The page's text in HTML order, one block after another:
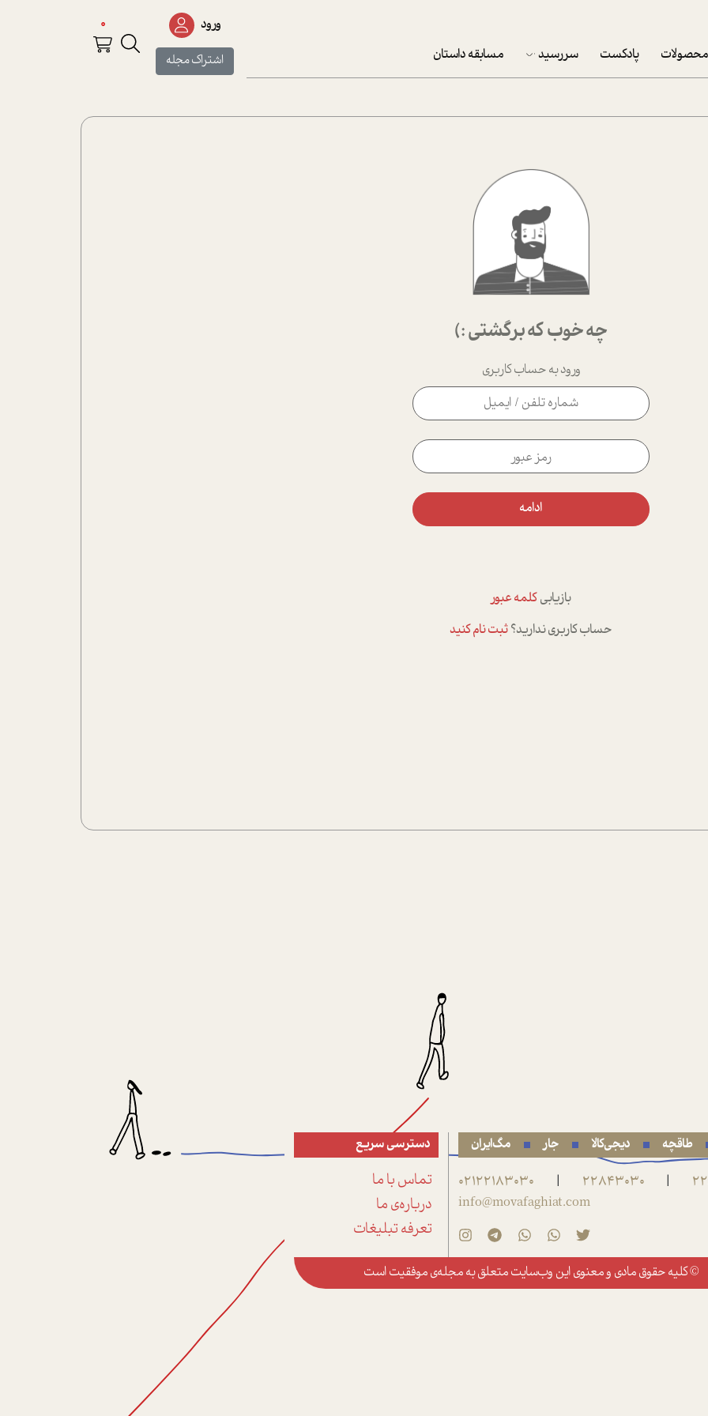
محصولات پادکست سررسید
پکيج نوروزي موفقيت
تقویم رومیزی
تقویم دیواری
مسابقه داستان
ورود
اشتراک مجله
0
چه خوب که برگشتی :)
ورود به حساب کاربری
ادامه
بازیابیکلمه عبور
حساب کاربری ندارید؟ثبت نام کنید
طاقچه دیجی‌کالا جار مگ‌ایران
|
22843030
|
02122183030
info@movafaghiat.com
دسترسی سریع
تماس با ما
درباره‌ی ما
تعرفه تبلیغات
© کلیه حقوق مادی و معنوی این وب‌سایت متعلق بهمجله‌ی موفقیتاست